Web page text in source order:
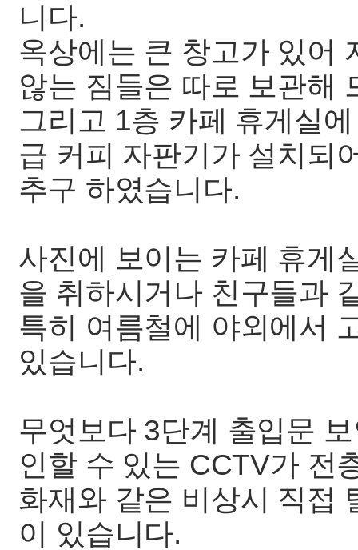
니다.
옥상에는 큰 창고가 있어
않는 짐들은 따로 보관해
그리고 1층 카페 휴게실
급 커피 자판기가 설치되
추구 하였습니다.
사진에 보이는 카페 휴게
을 취하시거나 친구들과
특히 여름철에 야외에서
있습니다.
무엇보다 3단계 출입문
인할 수 있는 CCTV가 전
화재와 같은 비상시 직접
이 있습니다.